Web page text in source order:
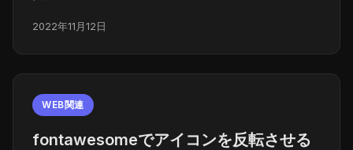
2022年11月12日
WEB関連
fontawesomeでアイコンを反転させる